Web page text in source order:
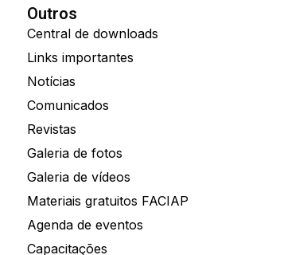
Outros
Central de downloads
Links importantes
Notícias
Comunicados
Revistas
Galeria de fotos
Galeria de vídeos
Materiais gratuitos FACIAP
Agenda de eventos
Capacitações